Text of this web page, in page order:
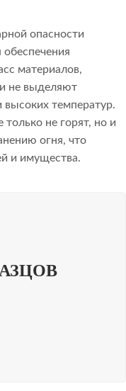
опасности
материалов,
не выделяют
высоких температур.
не горят, но и
огня, что
и имущества.